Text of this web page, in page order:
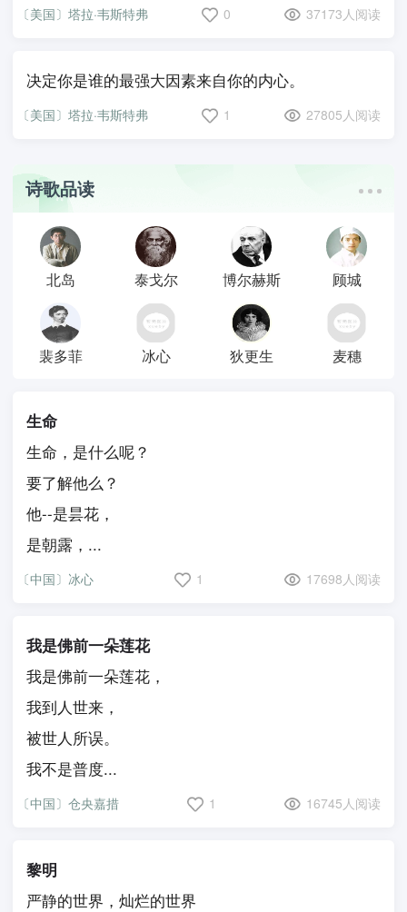
〔美国〕塔拉·韦斯特弗 0 37173人阅读
决定你是谁的最强大因素来自你的内心。
〔美国〕塔拉·韦斯特弗 1 27805人阅读
诗歌品读
北岛 泰戈尔 博尔赫斯 顾城
裴多菲 冰心 狄更生 麦穗
生命
生命，是什么呢？
要了解他么？
他--是昙花，
是朝露，...
〔中国〕冰心 1 17698人阅读
我是佛前一朵莲花
我是佛前一朵莲花，
我到人世来，
被世人所误。
我不是普度...
〔中国〕仓央嘉措 1 16745人阅读
黎明
严静的世界，灿烂的世界